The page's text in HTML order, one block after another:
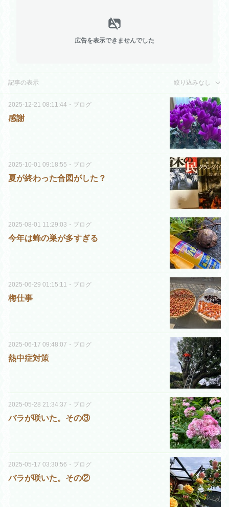
広告を表示できませんでした
記事の表示 絞り込みなし
2025-12-21 08:11:44 ・ ブログ
感謝
2025-10-01 09:18:55 ・ ブログ
夏が終わった合図がした？
2025-08-01 11:29:03 ・ ブログ
今年は蜂の巣が多すぎる
2025-06-29 01:15:11 ・ ブログ
梅仕事
2025-06-17 09:48:07 ・ ブログ
熱中症対策
2025-05-28 21:34:37 ・ ブログ
バラが咲いた。その③
2025-05-17 03:30:56 ・ ブログ
バラが咲いた。その②